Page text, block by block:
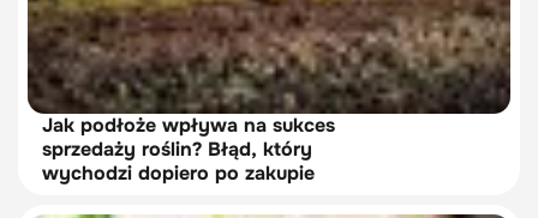
Jak podłoże wpływa na sukces
sprzedaży roślin? Błąd, który
wychodzi dopiero po zakupie